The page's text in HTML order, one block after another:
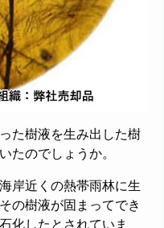
た樹液を生み出した樹
たのでしょうか。
岸近くの熱帯雨林に生
の樹液が固まってでき
化したとされていま